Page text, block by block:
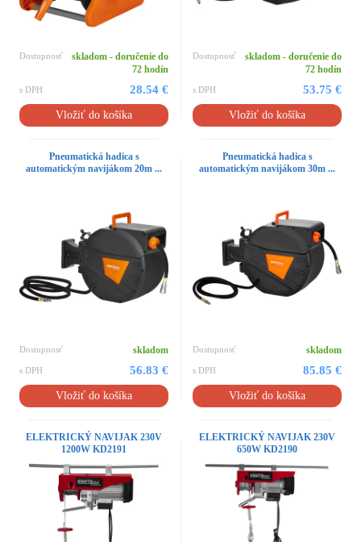
Dostupnosť
skladom - doručenie do
72 hodín
s DPH 28.54 €
Vložiť do košíka
Dostupnosť
skladom - doručenie do
72 hodín
s DPH 53.75 €
Vložiť do košíka
Pneumatická hadica s
automatickým navijákom 20m ...
Dostupnosť skladom
s DPH 56.83 €
Vložiť do košíka
Pneumatická hadica s
automatickým navijákom 30m ...
Dostupnosť skladom
s DPH 85.85 €
Vložiť do košíka
ELEKTRICKÝ NAVIJAK 230V
1200W KD2191
ELEKTRICKÝ NAVIJAK 230V
650W KD2190